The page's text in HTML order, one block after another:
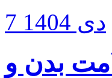
7 دی 1404
بدن و